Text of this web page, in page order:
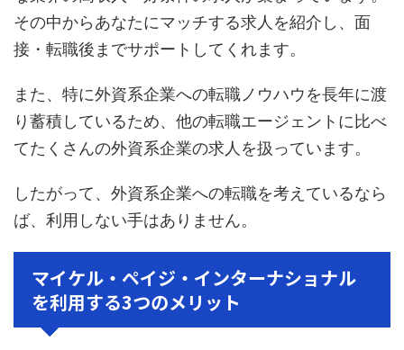
その中からあなたにマッチする求人を紹介し、面
接・転職後までサポートしてくれます。
また、特に外資系企業への転職ノウハウを長年に渡
り蓄積しているため、他の転職エージェントに比べ
てたくさんの外資系企業の求人を扱っています。
したがって、外資系企業への転職を考えているなら
ば、利用しない手はありません。
マイケル・ペイジ・インターナショナル
を利用する3つのメリット